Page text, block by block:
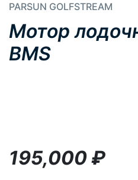
PARSUN GOLFSTREAM
Мотор
BMS
195,000₽